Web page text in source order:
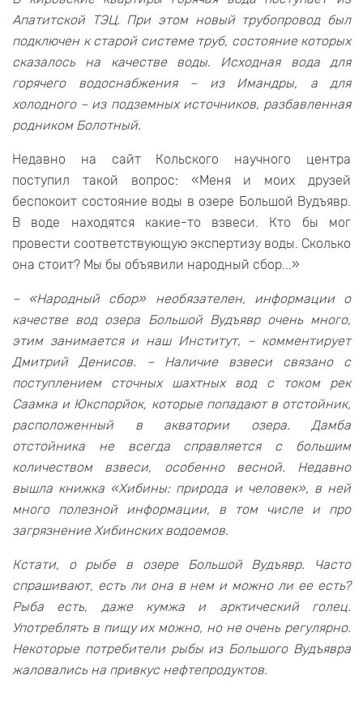
Апатитской ТЭЦ. При этом новый трубопровод был
подключен к старой системе труб, состояние которых
сказалось на качестве воды. Исходная вода для
горячего водоснабжения – из Имандры, а для
холодного – из подземных источников, разбавленная
родником Болотный.
Недавно на сайт Кольского научного центра
поступил такой вопрос: «Меня и моих друзей
беспокоит состояние воды в озере Большой Вудъявр.
В воде находятся какие-то взвеси. Кто бы мог
провести соответствующую экспертизу воды. Сколько
она стоит? Мы бы объявили народный сбор...»
– «Народный сбор» необязателен, информации о
качестве вод озера Большой Вудъявр очень много,
этим занимается и наш Институт, – комментирует
Дмитрий Денисов. – Наличие взвеси связано с
поступлением сточных шахтных вод с током рек
Саамка и Юкспорйок, которые попадают в отстойник,
расположенный в акватории озера. Дамба
отстойника не всегда справляется с большим
количеством взвеси, особенно весной. Недавно
вышла книжка «Хибины: природа и человек», в ней
много полезной информации, в том числе и про
загрязнение Хибинских водоемов.
Кстати, о рыбе в озере Большой Вудъявр. Часто
спрашивают, есть ли она в нем и можно ли ее есть?
Рыба есть, даже кумжа и арктический голец.
Употреблять в пищу их можно, но не очень регулярно.
Некоторые потребители рыбы из Большого Вудъявра
жаловались на привкус нефтепродуктов.